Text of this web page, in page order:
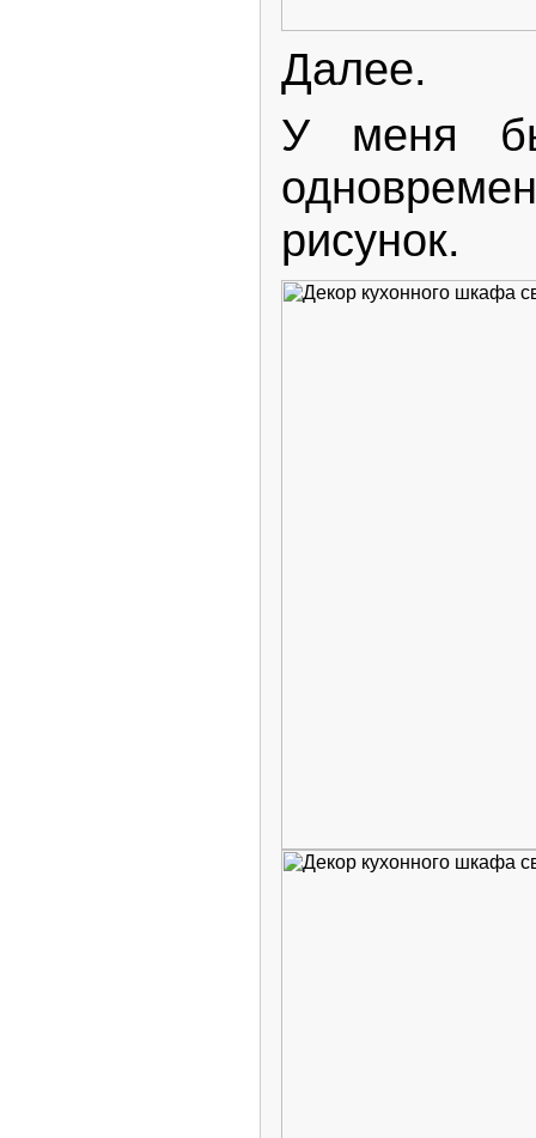
Далее.
У меня
рисунок.